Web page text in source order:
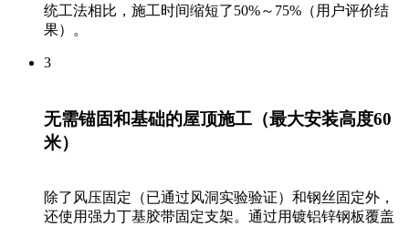
统工法相比，施工时间缩短了50%～75%（用户评价结
果）。
3
无需锚固和基础的屋顶施工（最大安装高度60
米）
除了风压固定（已通过风洞实验验证）和钢丝固定外，
还使用强力丁基胶带固定支架。通过用镀铝锌钢板覆盖